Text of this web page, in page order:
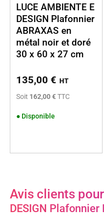
LUCE AMBIENTE E
DESIGN Plafonnier
ABRAXAS en
métal noir et doré
30 x 60 x 27 cm
135,00 € HT
Soit 162,00 €TTC
● Disponible
Avis clients pour
DESIGN Plafonnier